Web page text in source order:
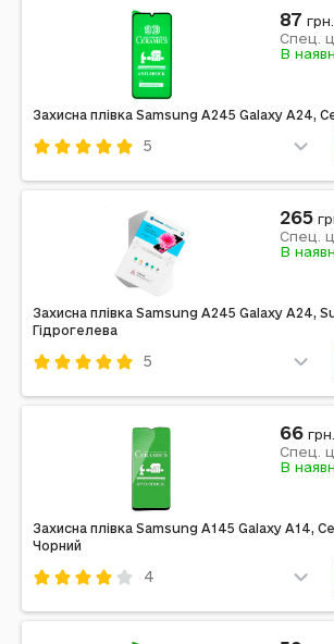
Гідрогелева
Примітка: SS-057
Захисна плівка Samsung A245 Galaxy A24,
5
87 грн.
Спец.
В
Захисна плівка Samsung A245 Galaxy A24,
Гідрогелева
5
Примітка: SS-057
265
Спец.
В
Захисна плівка Samsung A145 Galaxy A14,
Чорний
4
66 грн.
Спец.
В